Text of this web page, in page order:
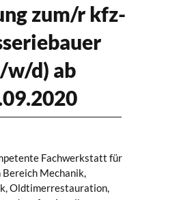
zum/r kfz-
w/d) ab
Fachwerkstatt für
Mechanik,
Oldtimerrestauration,